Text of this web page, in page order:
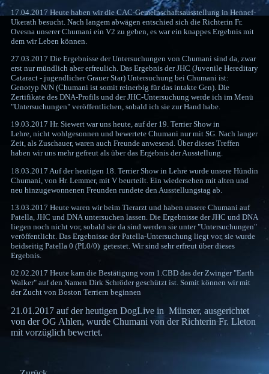
17.04.2017 Heute haben wir die CAC-Gemeinschaftsausstellung in Hennef-
Ukerath besucht. Nach langem abwägen entschied sich die Richterin Fr.
Ovesna unserer Chumani ein V2 zu geben, es war ein knappes Ergebnis mit
dem wir Leben können.
27.03.2017 Die Ergebnisse der Untersuchungen von Chumani sind da, zwar
erst nur mündlich aber erfreulich. Das Ergebnis der JHC (Juvenile Hereditary
Cataract - jugendlicher Grauer Star) Untersuchung bei Chumani ist:
Genotyp N/N (Chumani ist somit reinerbig für das intakte Gen). Die
Zertifikate des DNA-Profils und der JHC-Untersuchung werde ich im Menü
"Untersuchungen" veröffentlichen, sobald ich sie zur Hand habe.
19.03.2017 Hr. Siewert war uns heute, auf der 19. Terrier Show in
Lehre, nicht wohlgesonnen und bewertete Chumani nur mit SG. Nach langer
Zeit, als Zuschauer, waren auch Freunde anwesend. Über dieses Treffen
haben wir uns mehr gefreut als über das Ergebnis der Ausstellung.
18.03.2017 Auf der heutigen 18. Terrier Show in Lehre wurde unsere Hündin
Chumani, von Hr. Lemmer, mit V beurteilt. Ein wiedersehen mit alten und
neu hinzugewonnenen Freunden rundete den Ausstellungstag ab.
13.03.2017 Heute waren wir beim Tierarzt und haben unsere Chumani auf
Patella, JHC und DNA untersuchen lassen. Die Ergebnisse der JHC und DNA
liegen noch nicht vor, sobald sie da sind werden sie unter "Untersuchungen"
veröffentlicht. Das Ergebnisse der Patella-Untersuchung liegt vor, sie wurde
beidseitig Patella 0 (PL0/0) getestet. Wir sind sehr erfreut über dieses
Ergebnis.
02.02.2017 Heute kam die Bestätigung vom 1.CBD das der Zwinger "Earth
Walker" auf den Namen Dirk Schröder geschützt ist. Somit können wir mit
der Zucht von Boston Terriern beginnen
21.01.2017 auf der heutigen DogLive in Münster, ausgerichtet
von der OG Ahlen, wurde Chumani von der Richterin Fr. Lleton
mit vorzüglich bewertet.